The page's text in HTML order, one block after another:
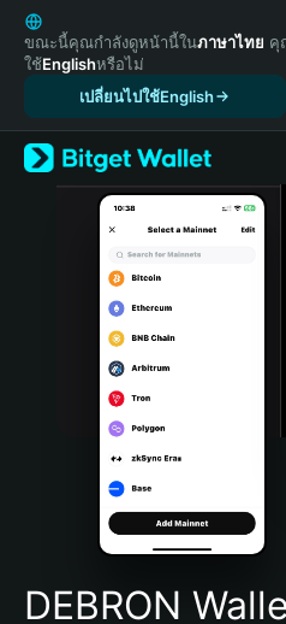
English
日本語
Tiếng Việt
Español (Latinoamérica)
Türkçe
Italiano
Português (Portugal)
Bahasa Indonesia
Português (Brasil)
Español (Argentina)
ขณะนี้คุณกำลังดูหน้านี้ในภาษาไทย คุ
ใช้Englishหรือไม่
เปลี่ยนไปใช้English
DEBRON